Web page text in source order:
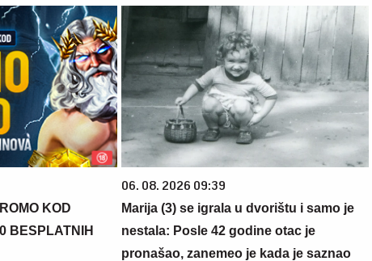
KOD
BESPLATNIH
06. 08. 2026 09:39
Marija (3) se igrala u dvorištu i samo je
nestala: Posle 42 godine otac je
pronašao, zanemeo je kada je saznao